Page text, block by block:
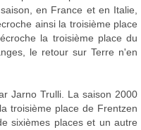
en France et en Italie,
ainsi la troisième place
la troisième place du
le retour sur Terre n'en
Jarno Trulli. La saison 2000
troisième place de Frentzen
sixièmes places et un autre